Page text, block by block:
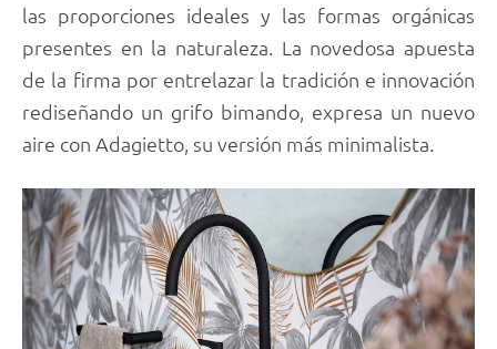
las proporciones ideales y las formas orgánicas
presentes en la naturaleza. La novedosa apuesta
de la firma por entrelazar la tradición e innovación
rediseñando un grifo bimando, expresa un nuevo
aire con Adagietto, su versión más minimalista.